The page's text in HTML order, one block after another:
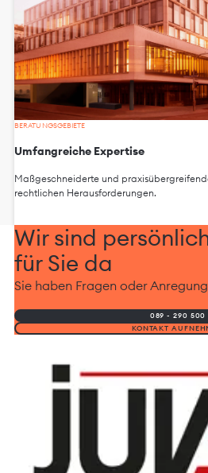
BERATUNGSGEBIETE
Umfangreiche Expertise
Maßgeschneiderte und
rechtlichen Herausforderungen.
Wir sind
für Sie da
Sie haben Fragen oder
089 - 290 500
KONTAKT